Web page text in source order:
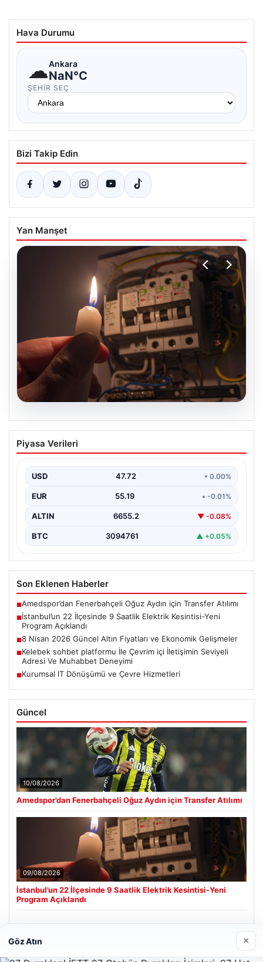
Hava Durumu
☁Ankara
NaN°C
ŞEHIR SEÇ
Bizi Takip Edin
Yan Manşet
09.08.2026
İstanbul’un 22 İlçesinde 9 Saatlik
Elektrik Kesintisi-Yeni Program
İstanbul genelinde altyapı çalışmaları ve bakım
başlatıldı.…
Piyasa Verileri
USD 47.72 • 0.00%
EUR 55.19 • -0.01%
ALTIN 6655.2 ▼ -0.08%
BTC 3094761 ▲ +0.05%
Son Eklenen Haberler
■Amedspor’dan Fenerbahçeli Oğuz Aydın için Transfer Atılımı
■İstanbul’un 22 İlçesinde 9 Saatlik Elektrik Kesintisi-Yeni
Program Açıklandı
■8 Nisan 2026 Güncel Altın Fiyatları ve Ekonomik Gelişmeler
■Kelebek sohbet platformu İle Çevrim içi İletişimin Seviyeli
Adresi Ve Muhabbet Deneyimi
■Kurumsal IT Dönüşümü ve Çevre Hizmetleri
Güncel
10/08/2026
Amedspor’dan Fenerbahçeli Oğuz Aydın için Transfer Atılımı
09/08/2026
İstanbul’un 22 İlçesinde 9 Saatlik Elektrik Kesintisi-Yeni
Program Açıklandı
Son Eklenen Firmalar
Göz Atın ×